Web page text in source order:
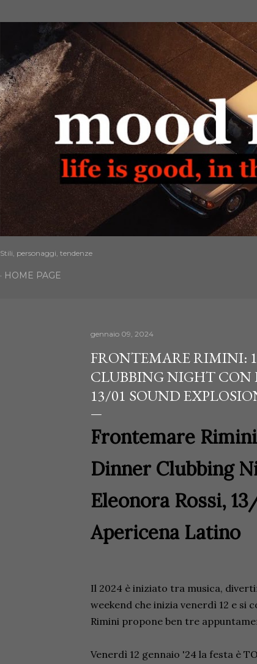
Stili, personaggi, tendenze
HOME PAGE
gennaio 09, 2024
FRONTEMARE RIMINI:
CLUBBING NIGHT CON
13/01 SOUND
Frontemare
Dinner Clubbing
Eleonora Rossi,
Apericena Latino
Il 2024 è iniziato tra musica,
weekend che inizia venerdì 12 e si
Rimini propone ben tre
Venerdì 12 gennaio '24 la festa è